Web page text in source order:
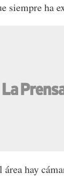
siempre ha
área hay